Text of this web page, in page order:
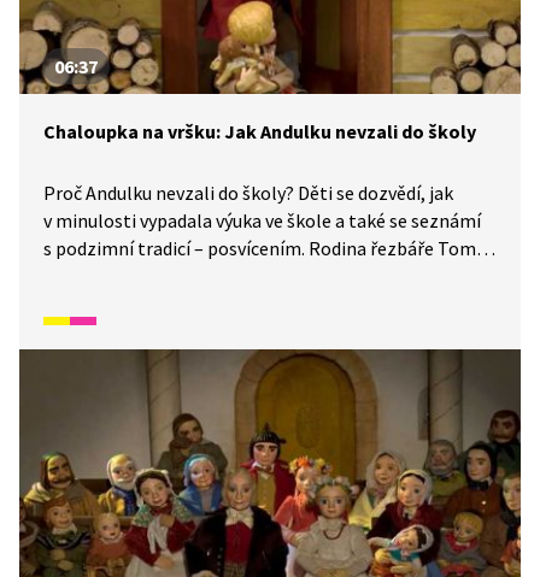
06:37
Chaloupka na vršku: Jak Andulku nevzali do školy
Proč Andulku nevzali do školy? Děti se dozvědí, jak
v minulosti vypadala výuka ve škole a také se seznámí
s podzimní tradicí – posvícením. Rodina řezbáře Tomše
skromné, ale veselé životy v souladu s přírodou. Video
inspirované lidovými zvyky a písněmi navazuje
na poetiku klasických Trnkových filmů. Pohádka je
vhodná také jako doplňkový materiál k výuce češtiny